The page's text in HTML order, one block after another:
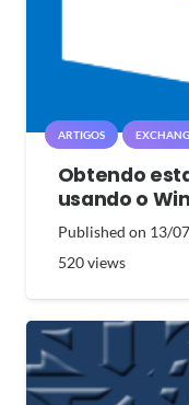
ARTIGOS
Obtendo
usando o
Published on 13/
520views